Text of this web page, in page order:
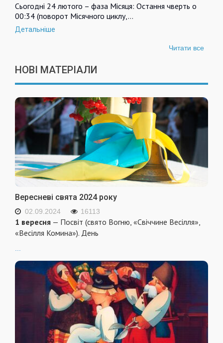
Сьогодні 24 лютого – фаза Місяця: Остання чверть о
00:34 (поворот Місячного циклу,…
Детальніше
Читати все
НОВІ МАТЕРІАЛИ
Вересневі свята 2024 року
02.09.2024 16113
1 вересня — Посвіт (свято Вогню, «Свіччине Весілля»,
«Весілля Комина»). День
...